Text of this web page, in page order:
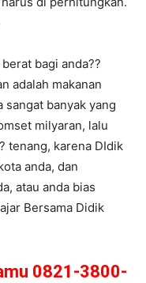
bagi anda??
adalah makanan
banyak yang
milyaran, lalu
tenang, karena DIdik
anda, dan
atau anda bias
Bersama Didik
0821-3800-